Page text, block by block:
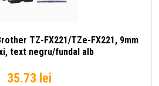
TZ-FX221/TZe-FX221, 9mm
text negru/fundal alb
35.73 lei